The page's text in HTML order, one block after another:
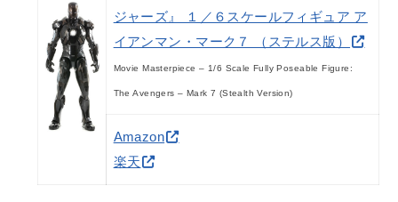
ジャーズ』 １／６スケールフィギュア ア
イアンマン・マーク７ （ステルス版）
Movie Masterpiece – 1/6 Scale Fully Poseable Figure:
The Avengers – Mark 7 (Stealth Version)
Amazon
楽天